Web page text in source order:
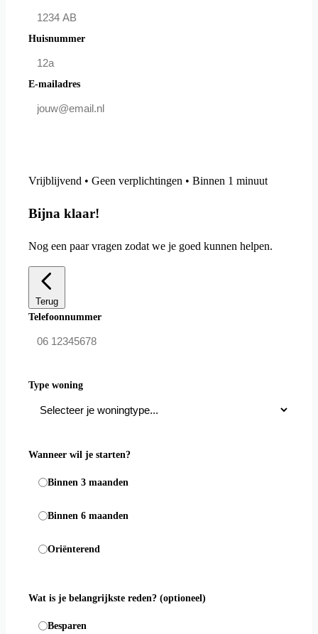
Huisnummer
E-mailadres
Vrijblijvend • Geen verplichtingen • Binnen 1 minuut
Bijna klaar!
Nog een paar vragen zodat we je goed kunnen helpen.
Terug
Telefoonnummer
Type woning
Wanneer wil je starten?
Binnen 3 maanden
Binnen 6 maanden
Oriënterend
Wat is je belangrijkste reden? (optioneel)
Besparen